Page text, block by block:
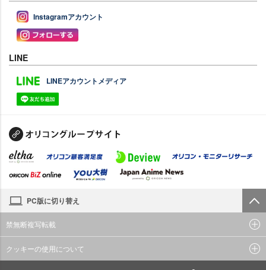
Instagramアカウント
LINE
LINEアカウントメディア
PC版に切り替え
禁無断複写転載
クッキーの使用について